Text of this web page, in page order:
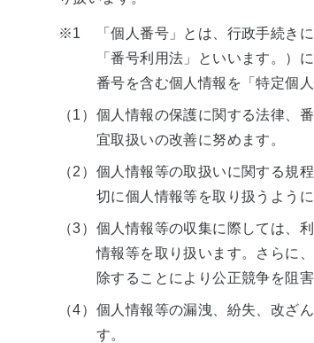
ショールーム 住宅
（ガ
株式・株主情報
※1
「個人番号」とは、行政手続き
「番号利用法」といいます。）
番号を含む個人情報を「特定個
（1） 個人情報の保護に関する法律、
宜取扱いの改善に努めます。
（2） 個人情報等の取扱いに関する規
切に個人情報等を取り扱うように
（3） 個人情報等の収集に際しては、
情報等を取り扱います。さらに
除することにより公正競争を阻
（4） 個人情報等の漏洩、紛失、改ざ
す。